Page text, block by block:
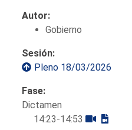
Autor:
Gobierno
Sesión:
Pleno 18/03/2026
Fase:
Dictamen
14:23-14:53